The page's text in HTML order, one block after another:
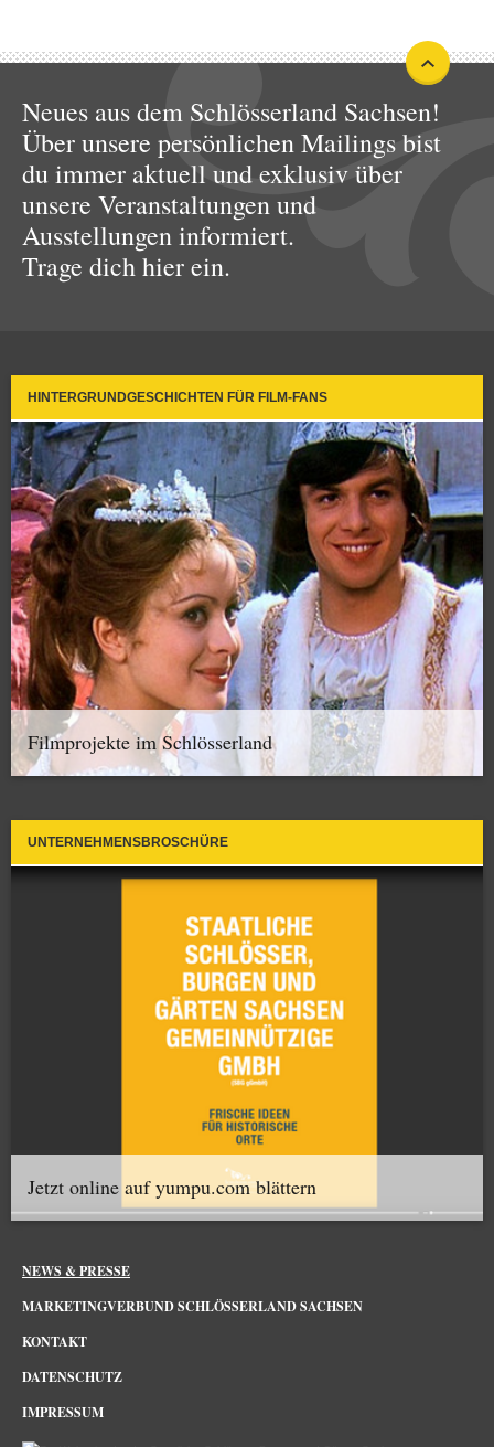
Neues aus dem Schlösserland Sachsen!
Über unsere persönlichen Mailings bist
du immer aktuell und exklusiv über
unsere Veranstaltungen und
Ausstellungen informiert.
Trage dich hier ein.
HINTERGRUNDGESCHICHTEN FÜR FILM-FANS
Filmprojekte im Schlösserland
UNTERNEHMENSBROSCHÜRE
Jetzt online auf yumpu.com blättern
NEWS & PRESSE
MARKETINGVERBUND SCHLÖSSERLAND SACHSEN
KONTAKT
DATENSCHUTZ
IMPRESSUM